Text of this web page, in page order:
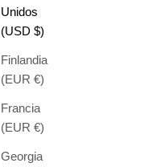
Unidos
(USD $)
Finlandia
(EUR €)
Francia
(EUR €)
Georgia